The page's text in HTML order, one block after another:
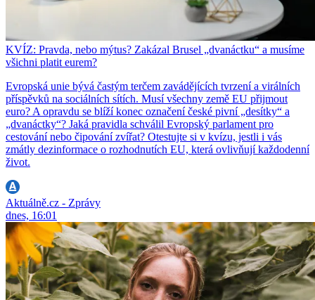
KVÍZ: Pravda, nebo mýtus? Zakázal Brusel „dvanáctku“ a musíme
všichni platit eurem?
Evropská unie bývá častým terčem zavádějících tvrzení a virálních
příspěvků na sociálních sítích. Musí všechny země EU přijmout
euro? A opravdu se blíží konec označení české pivní „desítky“ a
„dvanáctky“? Jaká pravidla schválil Evropský parlament pro
cestování nebo čipování zvířat? Otestujte si v kvízu, jestli i vás
zmátly dezinformace o rozhodnutích EU, která ovlivňují každodenní
život.
Aktuálně.cz - Zprávy
dnes, 16:01